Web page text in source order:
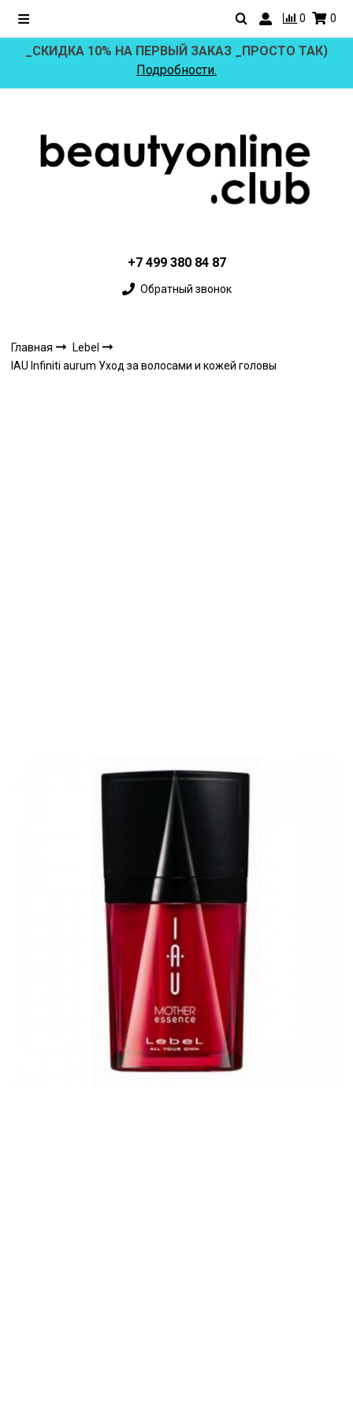
0 0
_СКИДКА 10% НА ПЕРВЫЙ ЗАКАЗ _ПРОСТО ТАК)
Подробности.
+7 499 380 84 87
Обратный звонок
Главная
Lebel
IAU Infiniti aurum Уход за волосами и кожей головы